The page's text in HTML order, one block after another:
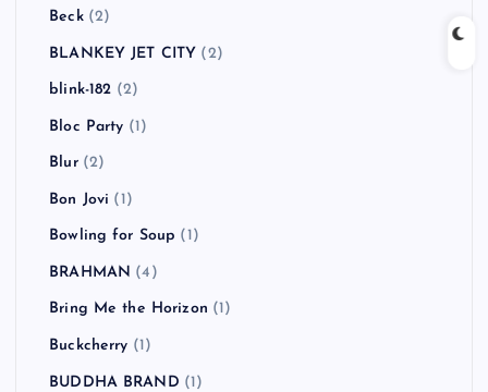
Beck(2)
BLANKEY JET CITY (2)
blink-182 (2)
Bloc Party (1)
Blur(2)
Bon Jovi (1)
Bowling for Soup (1)
BRAHMAN (4)
Bring Me the Horizon (1)
Buckcherry (1)
BUDDHA BRAND (1)